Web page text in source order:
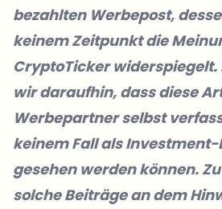
bezahlten Werbepost,
keinem Zeitpunkt die
CryptoTicker widerspiegelt.
wir daraufhin, dass diese
Werbepartner selbst
keinem Fall als
gesehen werden können.
solche Beiträge an dem